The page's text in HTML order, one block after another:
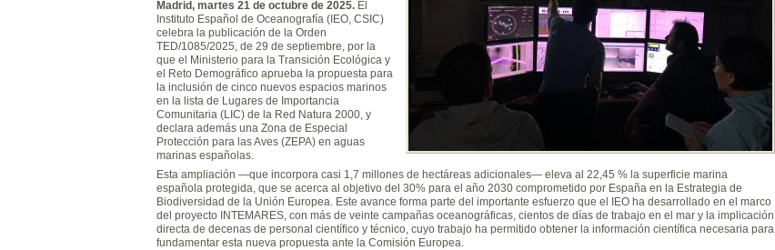
Madrid, martes 21 de octubre de 2025. El
Instituto Español de Oceanografía (IEO, CSIC)
celebra la publicación de la Orden
TED/1085/2025, de 29 de septiembre, por la
que el Ministerio para la Transición Ecológica y
el Reto Demográfico aprueba la propuesta para
la inclusión de cinco nuevos espacios marinos
en la lista de Lugares de Importancia
Comunitaria (LIC) de la Red Natura 2000, y
declara además una Zona de Especial
Protección para las Aves (ZEPA) en aguas
marinas españolas.
Esta ampliación —que incorpora casi 1,7 millones de hectáreas adicionales— eleva al 22,45 % la superficie marina
española protegida, que se acerca al objetivo del 30% para el año 2030 comprometido por España en la Estrategia de
Biodiversidad de la Unión Europea. Este avance forma parte del importante esfuerzo que el IEO ha desarrollado en el marco
del proyecto INTEMARES, con más de veinte campañas oceanográficas, cientos de días de trabajo en el mar y la implicación
directa de decenas de personal científico y técnico, cuyo trabajo ha permitido obtener la información científica necesaria para
fundamentar esta nueva propuesta ante la Comisión Europea.